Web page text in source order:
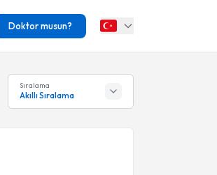
Doktor musun?
Sıralama
Akıllı Sıralama